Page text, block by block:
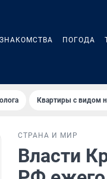
ЗНАКОМСТВА ПОГОДА
Квартиры с видом
СТРАНА И МИР
Власти